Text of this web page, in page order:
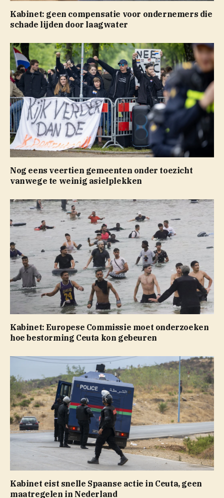
Kabinet: geen compensatie voor ondernemers die
schade lijden door laagwater
Nog eens veertien gemeenten onder toezicht
vanwege te weinig asielplekken
Kabinet: Europese Commissie moet onderzoeken
hoe bestorming Ceuta kon gebeuren
Kabinet eist snelle Spaanse actie in Ceuta, geen
maatregelen in Nederland